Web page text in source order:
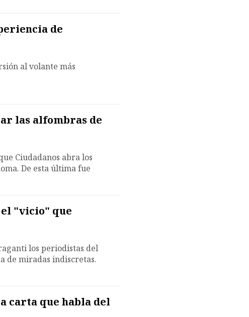
de
al volante más
las alfombras de
Ciudadanos abra los
De esta última fue
el "vicio" que
los periodistas del
de miradas indiscretas.
carta que habla del